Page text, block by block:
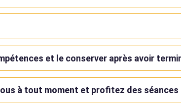
et le conserver après avoir
à tout moment et profitez des